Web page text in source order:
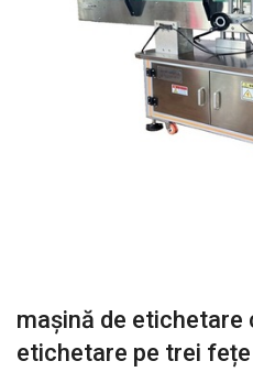
mașină de
etichetare pe trei fețe